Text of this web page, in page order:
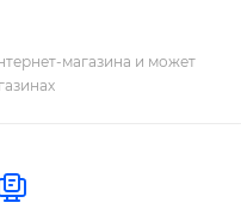
магазина и может